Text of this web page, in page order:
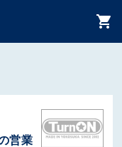
shopping_cart
営業